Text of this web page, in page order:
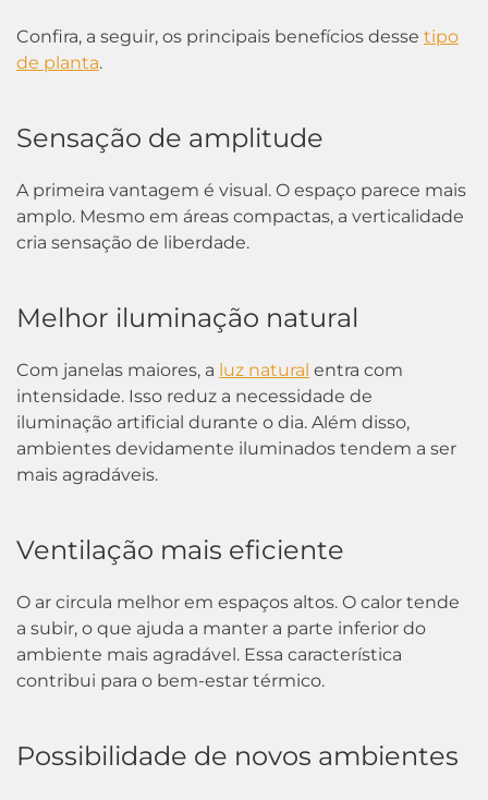
Confira, a seguir, os principais benefícios desse tipo
de planta.
Sensação de amplitude
A primeira vantagem é visual. O espaço parece mais
amplo. Mesmo em áreas compactas, a verticalidade
cria sensação de liberdade.
Melhor iluminação natural
Com janelas maiores, a luz natural entra com
intensidade. Isso reduz a necessidade de
iluminação artificial durante o dia. Além disso,
ambientes devidamente iluminados tendem a ser
mais agradáveis.
Ventilação mais eficiente
O ar circula melhor em espaços altos. O calor tende
a subir, o que ajuda a manter a parte inferior do
ambiente mais agradável. Essa característica
contribui para o bem-estar térmico.
Possibilidade de novos ambientes